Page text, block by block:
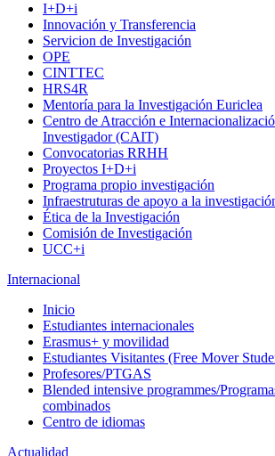
I+D+i
Innovación y Transferencia
Servicion de Investigación
OPE
CINTTEC
HRS4R
Mentoría para la Investigación Euriclea
Centro de Atracción e
Investigador (CAIT)
Convocatorias RRHH
Proyectos I+D+i
Programa propio investigación
Infraestruturas de apoyo a la
Ética de la Investigación
Comisión de Investigación
UCC+i
Internacional
Inicio
Estudiantes internacionales
Erasmus+ y movilidad
Estudiantes Visitantes (Free Mover
Profesores/PTGAS
Blended intensive programmes/
combinados
Centro de idiomas
Actualidad